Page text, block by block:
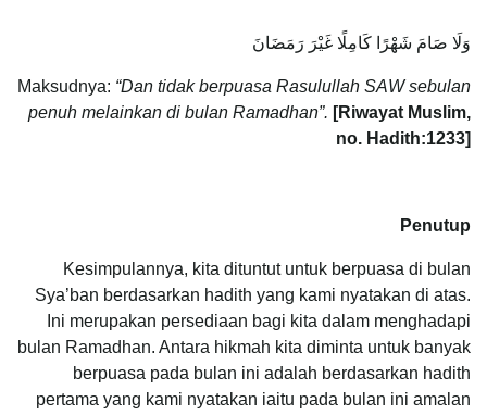
وَلَا صَامَ شَهْرًا كَامِلًا غَيْرَ رَمَضَانَ
Maksudnya: “Dan tidak berpuasa Rasulullah SAW sebulan
penuh melainkan di bulan Ramadhan”. [Riwayat Muslim,
no. Hadith:1233]
Penutup
Kesimpulannya, kita dituntut untuk berpuasa di bulan
Sya’ban berdasarkan hadith yang kami nyatakan di atas.
Ini merupakan persediaan bagi kita dalam menghadapi
bulan Ramadhan. Antara hikmah kita diminta untuk banyak
berpuasa pada bulan ini adalah berdasarkan hadith
pertama yang kami nyatakan iaitu pada bulan ini amalan